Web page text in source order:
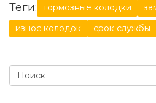
Теги: тормозные колодки
износ колодок
срок службы